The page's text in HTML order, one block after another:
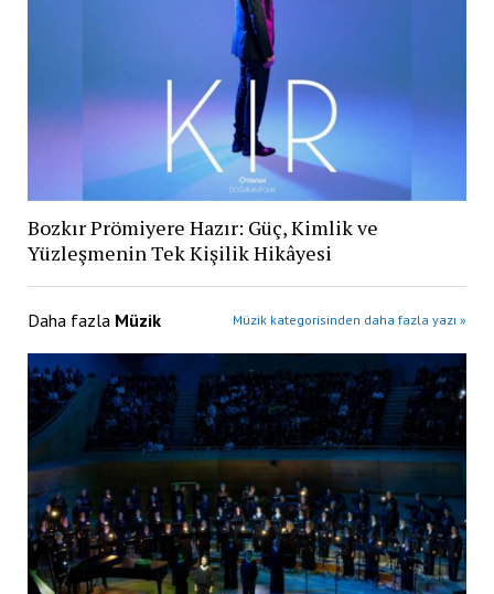
Bozkır Prömiyere Hazır: Güç, Kimlik ve
Yüzleşmenin Tek Kişilik Hikâyesi
Daha fazla Müzik Müzik kategorisinden daha fazla yazı »